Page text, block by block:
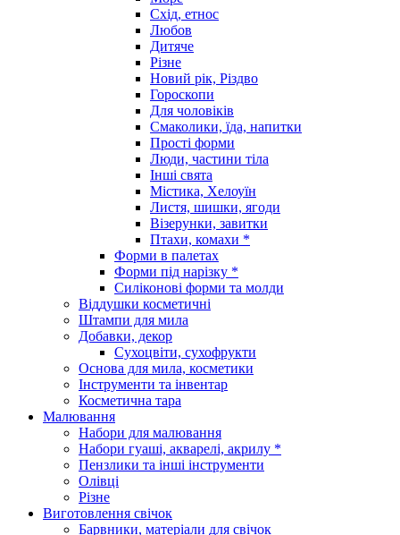
Схід, етнос
Любов
Дитяче
Різне
Новий рік, Різдво
Гороскопи
Для чоловіків
Смаколики, їда, напитки
Прості форми
Люди, частини тіла
Інші свята
Містика, Хелоуїн
Листя, шишки, ягоди
Візерунки, завитки
Птахи, комахи *
Форми в палетах
Форми під нарізку *
Силіконові форми та молди
Віддушки косметичні
Штампи для мила
Добавки, декор
Сухоцвіти, сухофрукти
Основа для мила, косметики
Інструменти та інвентар
Косметична тара
Малювання
Набори для малювання
Набори гуаші, акварелі, акрилу *
Пензлики та інші інструменти
Олівці
Різне
Виготовлення свічок
Барвники, матеріали для свічок